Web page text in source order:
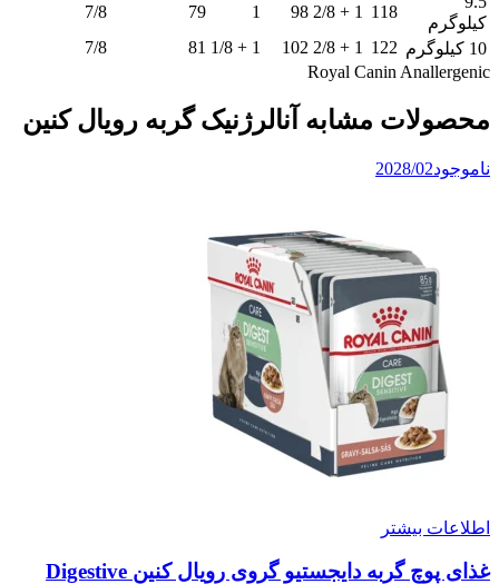
کیلوگرم
118
1 + 2/8
98
1
79
7/8
10 کیلوگرم
122
1 + 2/8
102
1 + 1/8
81
7/8
Royal Canin Anallergenic
محصولات مشابه آنالرژنیک گربه رویال کنین
ناموجود2028/02
اطلاعات بیشتر
غذای پوچ گربه دایجستیو گروی رویال کنین Digestive